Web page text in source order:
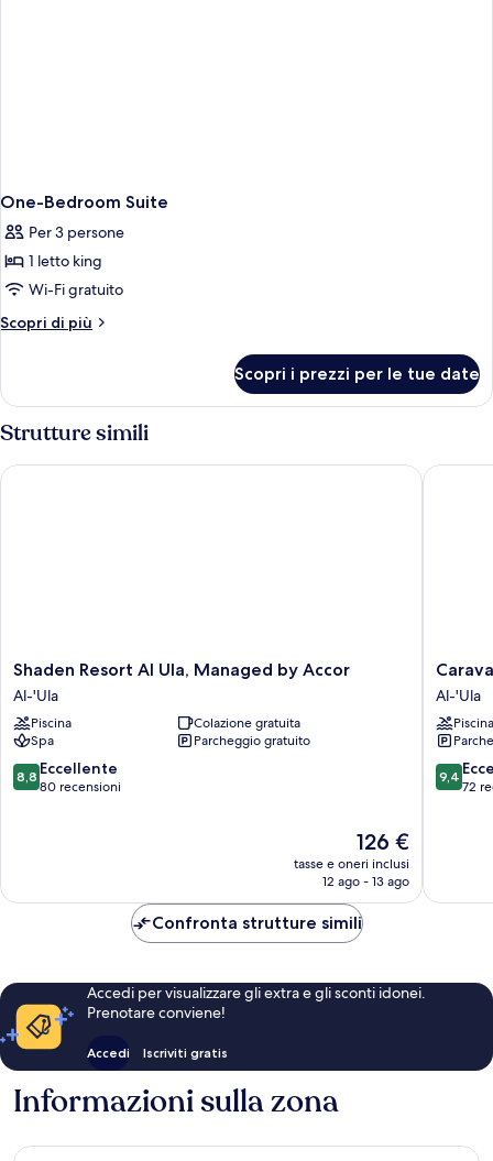
One-Bedroom Suite
Per 3 persone
1 letto king
Wi-Fi gratuito
Scopri di più
Altri
Bedroom
Scopri i prezzi per le tue date
Strutture simili
Shaden
Resort
Al
Ula,
Managed
by
Accor
Shaden Resort Al Ula, Managed by Accor
Al-'Ula
Piscina
Colazione gratuita
Spa
Parcheggio gratuito
8.8
su
8,8 Eccellente
80 recensioni
Il
prezzo
attuale
126 €
126 €
tasse e oneri inclusi
12 ago - 13 ago
Shaden Resort Al Ula, Managed by Accor
Caravan
by
Habitas
Al-
'Ula
Al-'Ula
Piscina
9.4
su
9,4
72
Confronta strutture simili
Accedi per visualizzare gli extra e gli sconti idonei.
Prenotare conviene!
Accedi Iscriviti gratis
Informazioni sulla zona